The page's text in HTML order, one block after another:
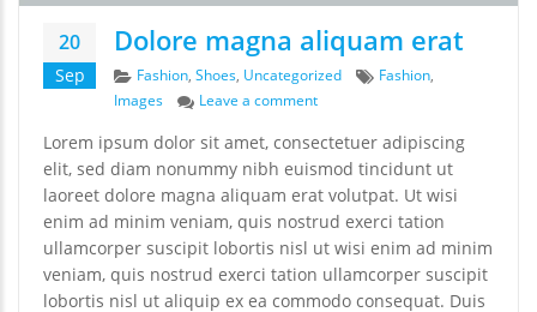
20
Sep
Dolore magna aliquam erat
Categories
Fashion, Shoes, Uncategorized Tags
Fashion,
Images
Leave a commenton Dolore magna aliquam erat
Lorem ipsum dolor sit amet, consectetuer adipiscing
elit, sed diam nonummy nibh euismod tincidunt ut
laoreet dolore magna aliquam erat volutpat. Ut wisi
enim ad minim veniam, quis nostrud exerci tation
ullamcorper suscipit lobortis nisl ut wisi enim ad minim
veniam, quis nostrud exerci tation ullamcorper suscipit
lobortis nisl ut aliquip ex ea commodo consequat. Duis